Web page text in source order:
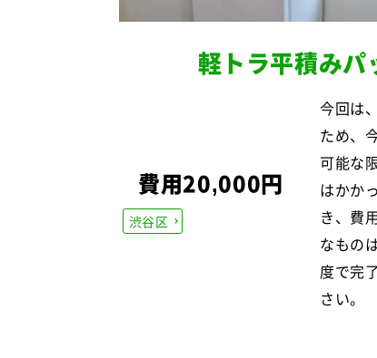
軽トラ平積み
費用20,000円
渋谷区
今回は
ため、
可能な
はかか
き、費
なもの
度で完
さい。